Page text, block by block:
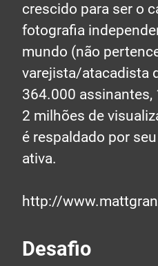
crescido para ser o
fotografia
mundo (não
varejista/atacadista
364.000 assinantes,
2 milhões de
é respaldado por
ativa.
http://
Desafio